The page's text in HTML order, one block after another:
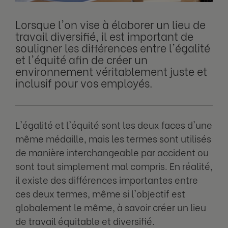
Lorsque l'on vise à élaborer un lieu de
travail diversifié, il est important de
souligner les différences entre l'égalité
et l'équité afin de créer un
environnement véritablement juste et
inclusif pour vos employés.
L'égalité et l'équité sont les deux faces d'une
même médaille, mais les termes sont utilisés
de manière interchangeable par accident ou
sont tout simplement mal compris. En réalité,
il existe des différences importantes entre
ces deux termes, même si l'objectif est
globalement le même, à savoir créer un lieu
de travail équitable et diversifié.